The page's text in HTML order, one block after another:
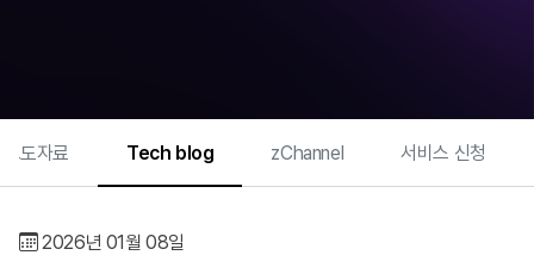
Zadara 소개
보도자료
보도자료 Tech blog zChannel 서비스 신청
2026년 01월 08일